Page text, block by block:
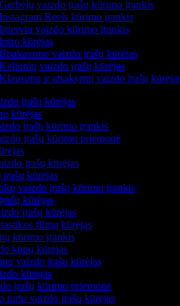
vaizdo įrašų kūrimo įrankis
Reels kūrimo įrankis
vaizdo kūrimo įrankis
kūrėjas
vaizdo įrašų kūrėjas
vaizdo įrašų kūrėjas
ir atsakymų vaizdo įrašų kūrėjas
įrašų kūrėjas
kūrėjas
įrašų kūrimo įrankis
įrašų kūrimo priemonė
įrašų kūrėjas
įrašų kūrėjas
vaizdo įrašų kūrimo įrankis
kūrėjas
įrašų kūrėjas
filmų kūrėjas
kūrimo įrankis
klipų kūrėjas
vaizdo įrašų kūrėjas
kūrėjas
įrašų kūrimo priemonė
turto vaizdo įrašų kūrėjas